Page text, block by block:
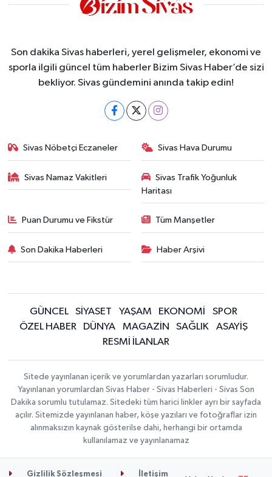
Son dakika Sivas haberleri, yerel gelişmeler, ekonomi ve
sporla ilgili güncel tüm haberler Bizim Sivas Haber’de sizi
bekliyor. Sivas gündemini anında takip edin!
Sivas Nöbetçi Eczaneler Sivas Hava Durumu
Sivas Namaz Vakitleri
Sivas Trafik Yoğunluk
Haritası
Puan Durumu ve Fikstür Tüm Manşetler
Son Dakika Haberleri Haber Arşivi
GÜNCEL SİYASET YAŞAM EKONOMİ
SPOR
ÖZEL HABER
DÜNYA MAGAZİN SAĞLIK
ASAYİŞ
RESMİ İLANLAR
Sitede yayınlanan içerik ve yorumlardan yazarları sorumludur.
Yayınlanan yorumlardan Sivas Haber - Sivas Haberleri - Sivas Son
Dakika sorumlu tutulamaz. Sitedeki tüm harici linkler ayrı bir sayfada
açılır. Sitemizde yayınlanan haber, köşe yazıları ve fotoğraflar izin
alınmaksızın kaynak gösterilse dahi, herhangi bir ortamda
kullanılamaz ve yayınlanamaz
Gizlilik Sözleşmesi İletişim